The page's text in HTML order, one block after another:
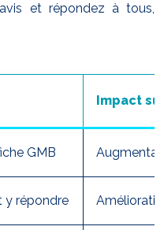
et répondez à tous,
Impact
GMB
y répondre